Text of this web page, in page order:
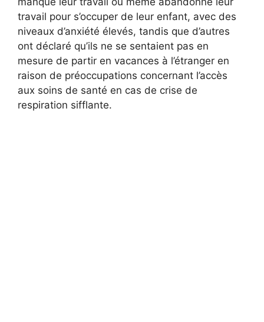
travail pour s’occuper de leur enfant, avec des
niveaux d’anxiété élevés, tandis que d’autres
ont déclaré qu’ils ne se sentaient pas en
mesure de partir en vacances à l’étranger en
raison de préoccupations concernant l’accès
aux soins de santé en cas de crise de
respiration sifflante.